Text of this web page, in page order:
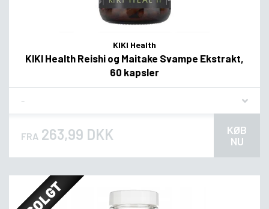
KIKI Health
KIKI Health Reishi og Maitake Svampe Ekstrakt,
60 kapsler
FRA 263,99 DKK
KØB
NU